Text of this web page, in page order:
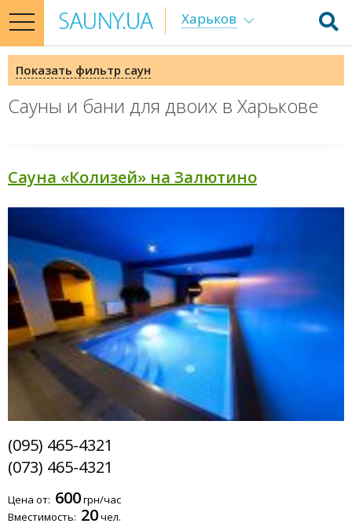
toggle
navigation
Харьков
Сауны и бани для двоих в Харькове
Сауна «Колизей» на Залютино
(095) 465-4321
(073) 465-4321
Цена от: 600грн/час
Вместимость: 20чел.
Показать фильтр саун